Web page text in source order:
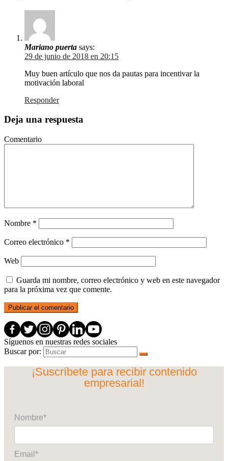
Mariano puerta says:
29 de junio de 2018 en 20:15
Muy buen artículo que nos da pautas para incentivar la
motivación laboral
Responder
Deja una respuesta
Comentario
Nombre *
Correo electrónico *
Web
Guarda mi nombre, correo electrónico y web en este navegador
para la próxima vez que comente.
Síguenos en nuestras redes sociales
Buscar por:
¡Suscríbete para recibir contenido
empresarial!
Nombre*
Email*